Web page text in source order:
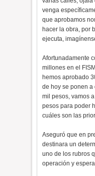
venga
que aprobamos
hacer la obra, por
ejecuta,
Afortunadamente
millones en el
hemos aprobado
de hoy se ponen
mil pesos, vamos
pesos para poder
cuáles son las
Aseguró que en
destinara un
uno de los rubros
operación y